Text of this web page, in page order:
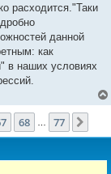
расходится."Таки
данной
как
в наших условиях
68 77